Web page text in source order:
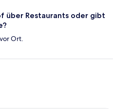
über Restaurants oder gibt
Ort.